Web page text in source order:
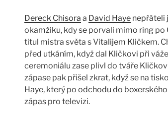
Dereck Chisora a David Haye nepřáteli
okamžiku, kdy se porvali mimo ring
titul mistra světa s Vitalijem Kličkem.
před utkáním, když dal Kličkovi při
ceremoniálu zase plivl do tváře
zápase pak přišel zkrat, když se na
Haye, který po odchodu do
zápas pro televizi.